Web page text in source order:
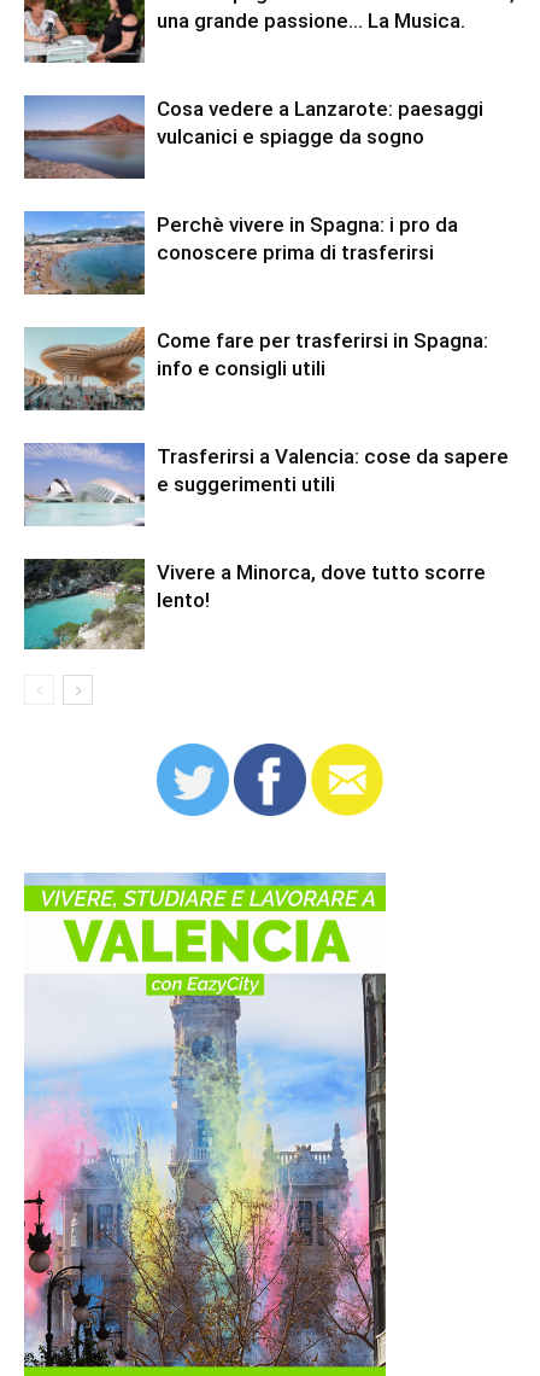
una grande passione… La Musica.
Cosa vedere a Lanzarote: paesaggi
vulcanici e spiagge da sogno
Perchè vivere in Spagna: i pro da
conoscere prima di trasferirsi
Come fare per trasferirsi in Spagna:
info e consigli utili
Trasferirsi a Valencia: cose da sapere
e suggerimenti utili
Vivere a Minorca, dove tutto scorre
lento!